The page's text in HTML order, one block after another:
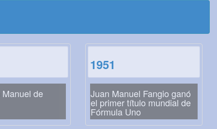
de
1951
Juan Manuel Fangio ganó
el primer título mundial de
Fórmula Uno